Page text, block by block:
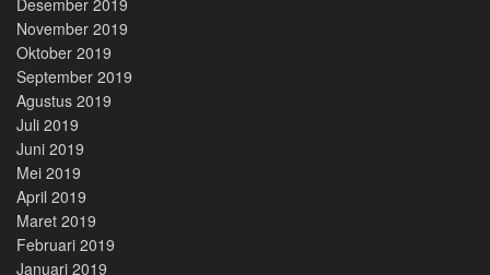
November 2019
Oktober 2019
September 2019
Agustus 2019
Juli 2019
Juni 2019
Mei 2019
April 2019
Maret 2019
Februari 2019
Januari 2019